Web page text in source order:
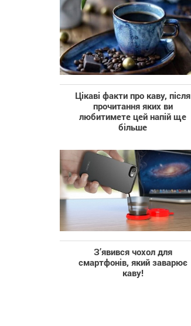
Цікаві факти про каву, після
прочитання яких ви
любитимете цей напій ще
більше
З’явився чохол для
смартфонів, який заварює
каву!